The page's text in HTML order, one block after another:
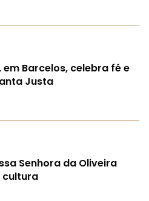
Barcelos, celebra fé e
Justa
Senhora da Oliveira
cultura